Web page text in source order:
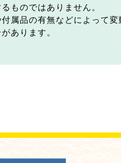
ものではありません。
属品の有無などによって変
あります。